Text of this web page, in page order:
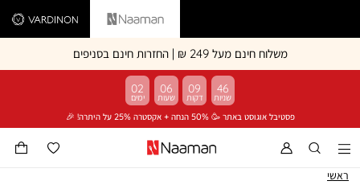
Vardinon Naaman
משלוח חינם מעל 249 ₪ | החזרות חינם בסניפים
פסטיבל אוגוסט באתר 🥳 50% הנחה + אקסטרה 25% על היתרה! 🎉
02 06 09 46
ראשי